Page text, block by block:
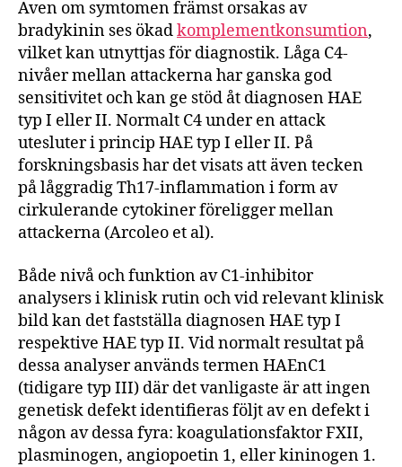
Även om symtomen främst orsakas av
bradykinin ses ökadkomplementkonsumtion,
vilket kan utnyttjas för diagnostik. Låga C4-
nivåer mellan attackerna har ganska god
sensitivitet och kan ge stöd åt diagnosen HAE
typ I eller II. Normalt C4 under en attack
utesluter i princip HAE typ I eller II. På
forskningsbasis har det visats att även tecken
på låggradig Th17-inflammation i form av
cirkulerande cytokiner föreligger mellan
attackerna (Arcoleo et al).
Både nivå och funktion av C1-inhibitor
analysers i klinisk rutin och vid relevant klinisk
bild kan det fastställa diagnosen HAE typ I
respektive HAE typ II. Vid normalt resultat på
dessa analyser används termen HAEnC1
(tidigare typ III) där det vanligaste är att ingen
genetisk defekt identifieras följt av en defekt i
någon av dessa fyra: koagulationsfaktor FXII,
plasminogen, angiopoetin 1, eller kininogen 1.